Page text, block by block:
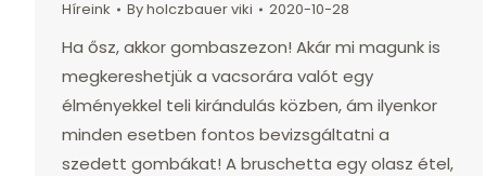
Híreink Byholczbauer viki 2020-10-28
Ha ősz, akkor gombaszezon! Akár mi magunk is
megkereshetjük a vacsorára valót egy
élményekkel teli kirándulás közben, ám ilyenkor
minden esetben fontos bevizsgáltatni a
szedett gombákat! A bruschetta egy olasz étel,